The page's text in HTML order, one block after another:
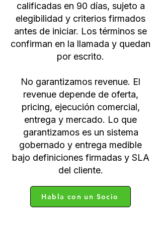
calificadas en 90 días, sujeto a
elegibilidad y criterios firmados
antes de iniciar. Los términos se
confirman en la llamada y quedan
por escrito.
No garantizamos revenue. El
revenue depende de oferta,
pricing, ejecución comercial,
entrega y mercado. Lo que
garantizamos es un sistema
gobernado y entrega medible
bajo definiciones firmadas y SLA
del cliente.
Habla con un Socio